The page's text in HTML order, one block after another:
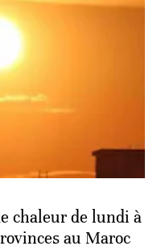
chaleur de lundi à
au Maroc